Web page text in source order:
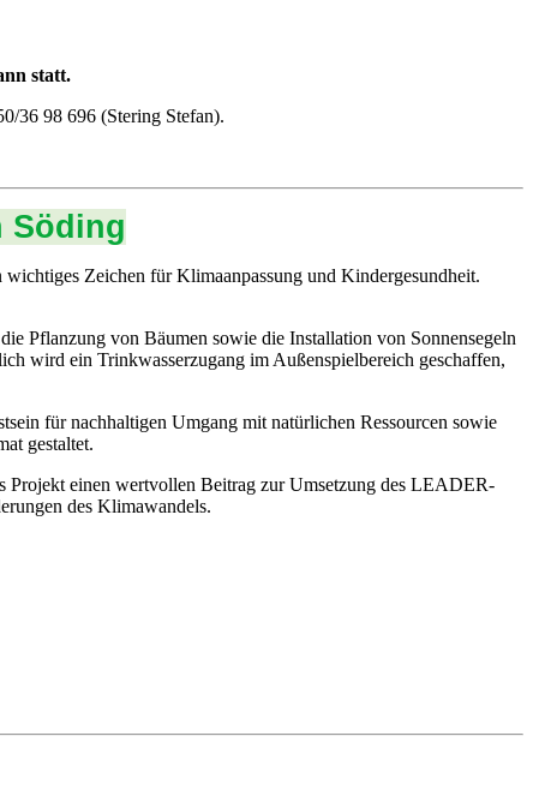
statt.
36 98 696 (Stering Stefan).
Söding
wichtiges Zeichen für Klimaanpassung und Kindergesundheit.
Pflanzung von Bäumen sowie die Installation von Sonnensegeln
wird ein Trinkwasserzugang im Außenspielbereich geschaffen,
für nachhaltigen Umgang mit natürlichen Ressourcen sowie
gestaltet.
Projekt einen wertvollen Beitrag zur Umsetzung des LEADER-
des Klimawandels.